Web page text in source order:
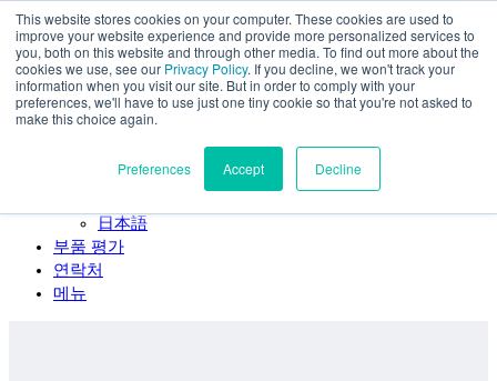
This website stores cookies on your computer. These cookies are used to
improve your website experience and provide more personalized services to
you, both on this website and through other media. To find out more about the
cookies we use, see our Privacy Policy. If you decline, we won't track your
information when you visit our site. But in order to comply with your
preferences, we'll have to use just one tiny cookie so that you're not asked to
make this choice again.
Preferences Accept Decline
주요 콘텐츠로 건너뛰기
SPEE3D
한국어
English
Español
Français
日本語
부품 평가
연락처
메뉴